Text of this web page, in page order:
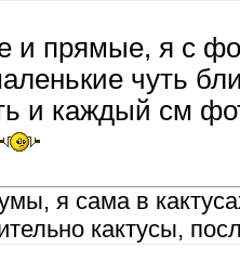
и прямые, я с
чуть
и каждый см
я сама в
кактусы,